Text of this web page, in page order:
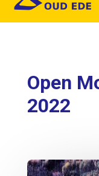
Open
2022